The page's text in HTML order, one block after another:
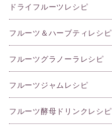
ドライフルーツレシピ
フルーツ＆ハーブティレシピ
フルーツグラノーラレシピ
フルーツジャムレシピ
フルーツ酵母ドリンクレシピ